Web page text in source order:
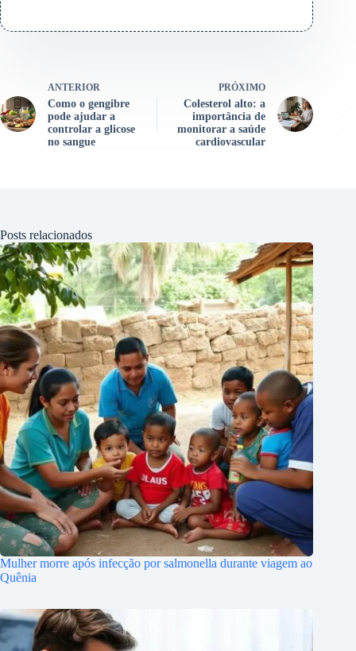
ANTERIOR
Como o gengibre
pode ajudar a
controlar a glicose
no sangue
PRÓXIMO
Colesterol alto: a
importância de
monitorar a saúde
cardiovascular
Posts relacionados
Mulher morre após infecção por salmonella durante viagem ao
Quênia